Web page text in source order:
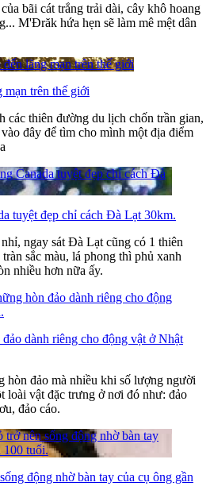
bãi cát trắng trải dài, cây khô hoang
M'Đrăk hứa hẹn sẽ làm mê mệt dân
mạn trên thế giới
các thiên đường du lịch chốn trần gian,
đây để tìm cho mình một địa điểm
tuyệt đẹp chỉ cách Đà Lạt 30km.
ngay sát Đà Lạt cũng có 1 thiên
sắc màu, lá phong thì phủ xanh
nhiều hơn nữa ấy.
dành riêng cho động vật ở Nhật
hòn đảo mà nhiều khi số lượng người
loài vật đặc trưng ở nơi đó như: đảo
đảo cáo.
động nhờ bàn tay của cụ ông gần